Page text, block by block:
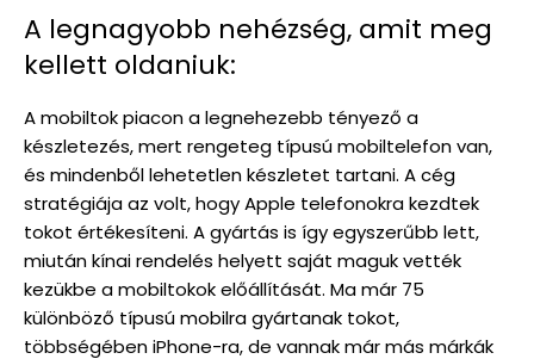
A legnagyobb nehézség, amit meg
kellett oldaniuk:
A mobiltok piacon a legnehezebb tényező a
készletezés, mert rengeteg típusú mobiltelefon van,
és mindenből lehetetlen készletet tartani. A cég
stratégiája az volt, hogy Apple telefonokra kezdtek
tokot értékesíteni. A gyártás is így egyszerűbb lett,
miután kínai rendelés helyett saját maguk vették
kezükbe a mobiltokok előállítását. Ma már 75
különböző típusú mobilra gyártanak tokot,
többségében iPhone-ra, de vannak már más márkák